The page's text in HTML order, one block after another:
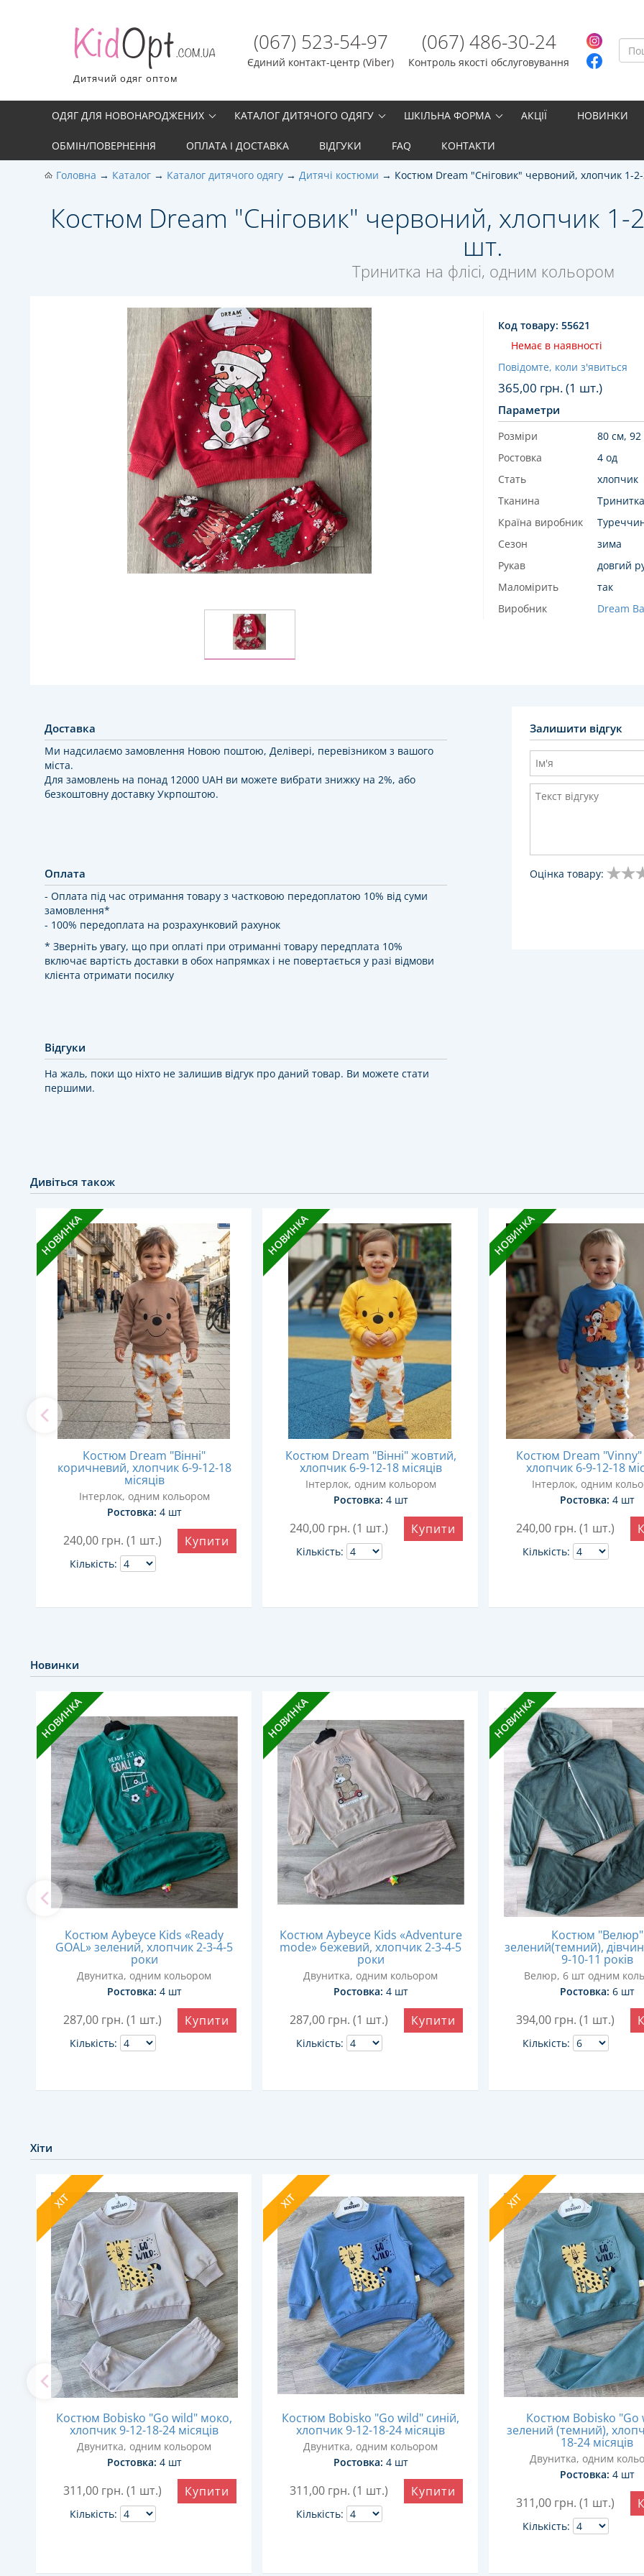
Дитячий одяг оптом
(067) 523-54-97
Єдиний контакт-центр (Viber)
(067) 486-30-24
Контроль якості обслуговування
ОДЯГ ДЛЯ НОВОНАРОДЖЕНИХ КАТАЛОГ ДИТЯЧОГО ОДЯГУ ШКІЛЬНА ФОРМА АКЦІЇ НОВИНКИ
ОБМІН/ПОВЕРНЕННЯ ОПЛАТА І ДОСТАВКА ВІДГУКИ FAQ КОНТАКТИ
Головна Каталог Каталог дитячого одягу Дитячі костюми Костюм Dream "Сніговик" червоний, хлопчик 1-
Костюм Dream "Сніговик" червоний, хлопчик
шт.
Тринитка на флісі, одним кольором
Код товару: 55621
Немає в наявності
Повідомте, коли з'явиться
365,00 грн. (1 шт.)
Параметри
Розміри 80 см,
Ростовка
4 од
Стать
хлопчик
Тканина
Країна виробник
Сезон
зима
Рукав
довгий
Маломірить
так
Виробник
Dream
Доставка
Ми надсилаємо замовлення Новою поштою, Делівері, перевізником з вашого
міста.
Для замовлень на понад 12000 UAH ви можете вибрати знижку на 2%, або
безкоштовну доставку Укрпоштою.
Оплата
- Оплата під час отримання товару з частковою передоплатою 10% від суми
замовлення*
- 100% передоплата на розрахунковий рахунок
* Зверніть увагу, що при оплаті при отриманні товару передплата 10%
включає вартість доставки в обох напрямках і не повертається у разі відмови
клієнта отримати посилку
Відгуки
На жаль, поки що ніхто не залишив відгук про даний товар. Ви можете стати
першими.
Залишити відгук
Оцінка товару:
Дивіться також
НОВИНКА
Костюм Dream "Вінні"
коричневий, хлопчик 6-9-12-18
місяців
Інтерлок, одним кольором
Ростовка: 4 шт
240,00 грн. (1 шт.)
Кількість:
Купити
НОВИНКА
Костюм Dream "Вінні" жовтий,
хлопчик 6-9-12-18 місяців
Інтерлок, одним кольором
Ростовка: 4 шт
240,00 грн. (1 шт.)
Кількість:
Купити
НОВИНКА
Костюм Dream "Vinny"
хлопчик 6-9-12-18
Інтерлок, одним
Ростовка: 4 шт
240,00 грн. (1 шт.)
Кількість:
Новинки
НОВИНКА
Костюм Aybeyce Kids «Ready
GOAL» зелений, хлопчик 2-3-4-5
роки
Двунитка, одним кольором
Ростовка: 4 шт
287,00 грн. (1 шт.)
Кількість:
Купити
НОВИНКА
Костюм Aybeyce Kids «Adventure
mode» бежевий, хлопчик 2-3-4-5
роки
Двунитка, одним кольором
Ростовка: 4 шт
287,00 грн. (1 шт.)
Кількість:
Купити
НОВИНКА
Костюм "Велюр"
зелений(темний),
9-10-11 років
Велюр, 6 шт одним
Ростовка: 6 шт
394,00 грн. (1 шт.)
Кількість:
Хіти
ХІТ
Костюм Bobisko "Go wild" моко,
хлопчик 9-12-18-24 місяців
Двунитка, одним кольором
Ростовка: 4 шт
311,00 грн. (1 шт.)
Кількість:
Купити
ХІТ
Костюм Bobisko "Go wild" синій,
хлопчик 9-12-18-24 місяців
Двунитка, одним кольором
Ростовка: 4 шт
311,00 грн. (1 шт.)
Кількість:
Купити
ХІТ
Костюм Bobisko "Go
зелений (темний),
18-24 місяців
Двунитка, одним
Ростовка: 4 шт
311,00 грн. (1 шт.)
Кількість: